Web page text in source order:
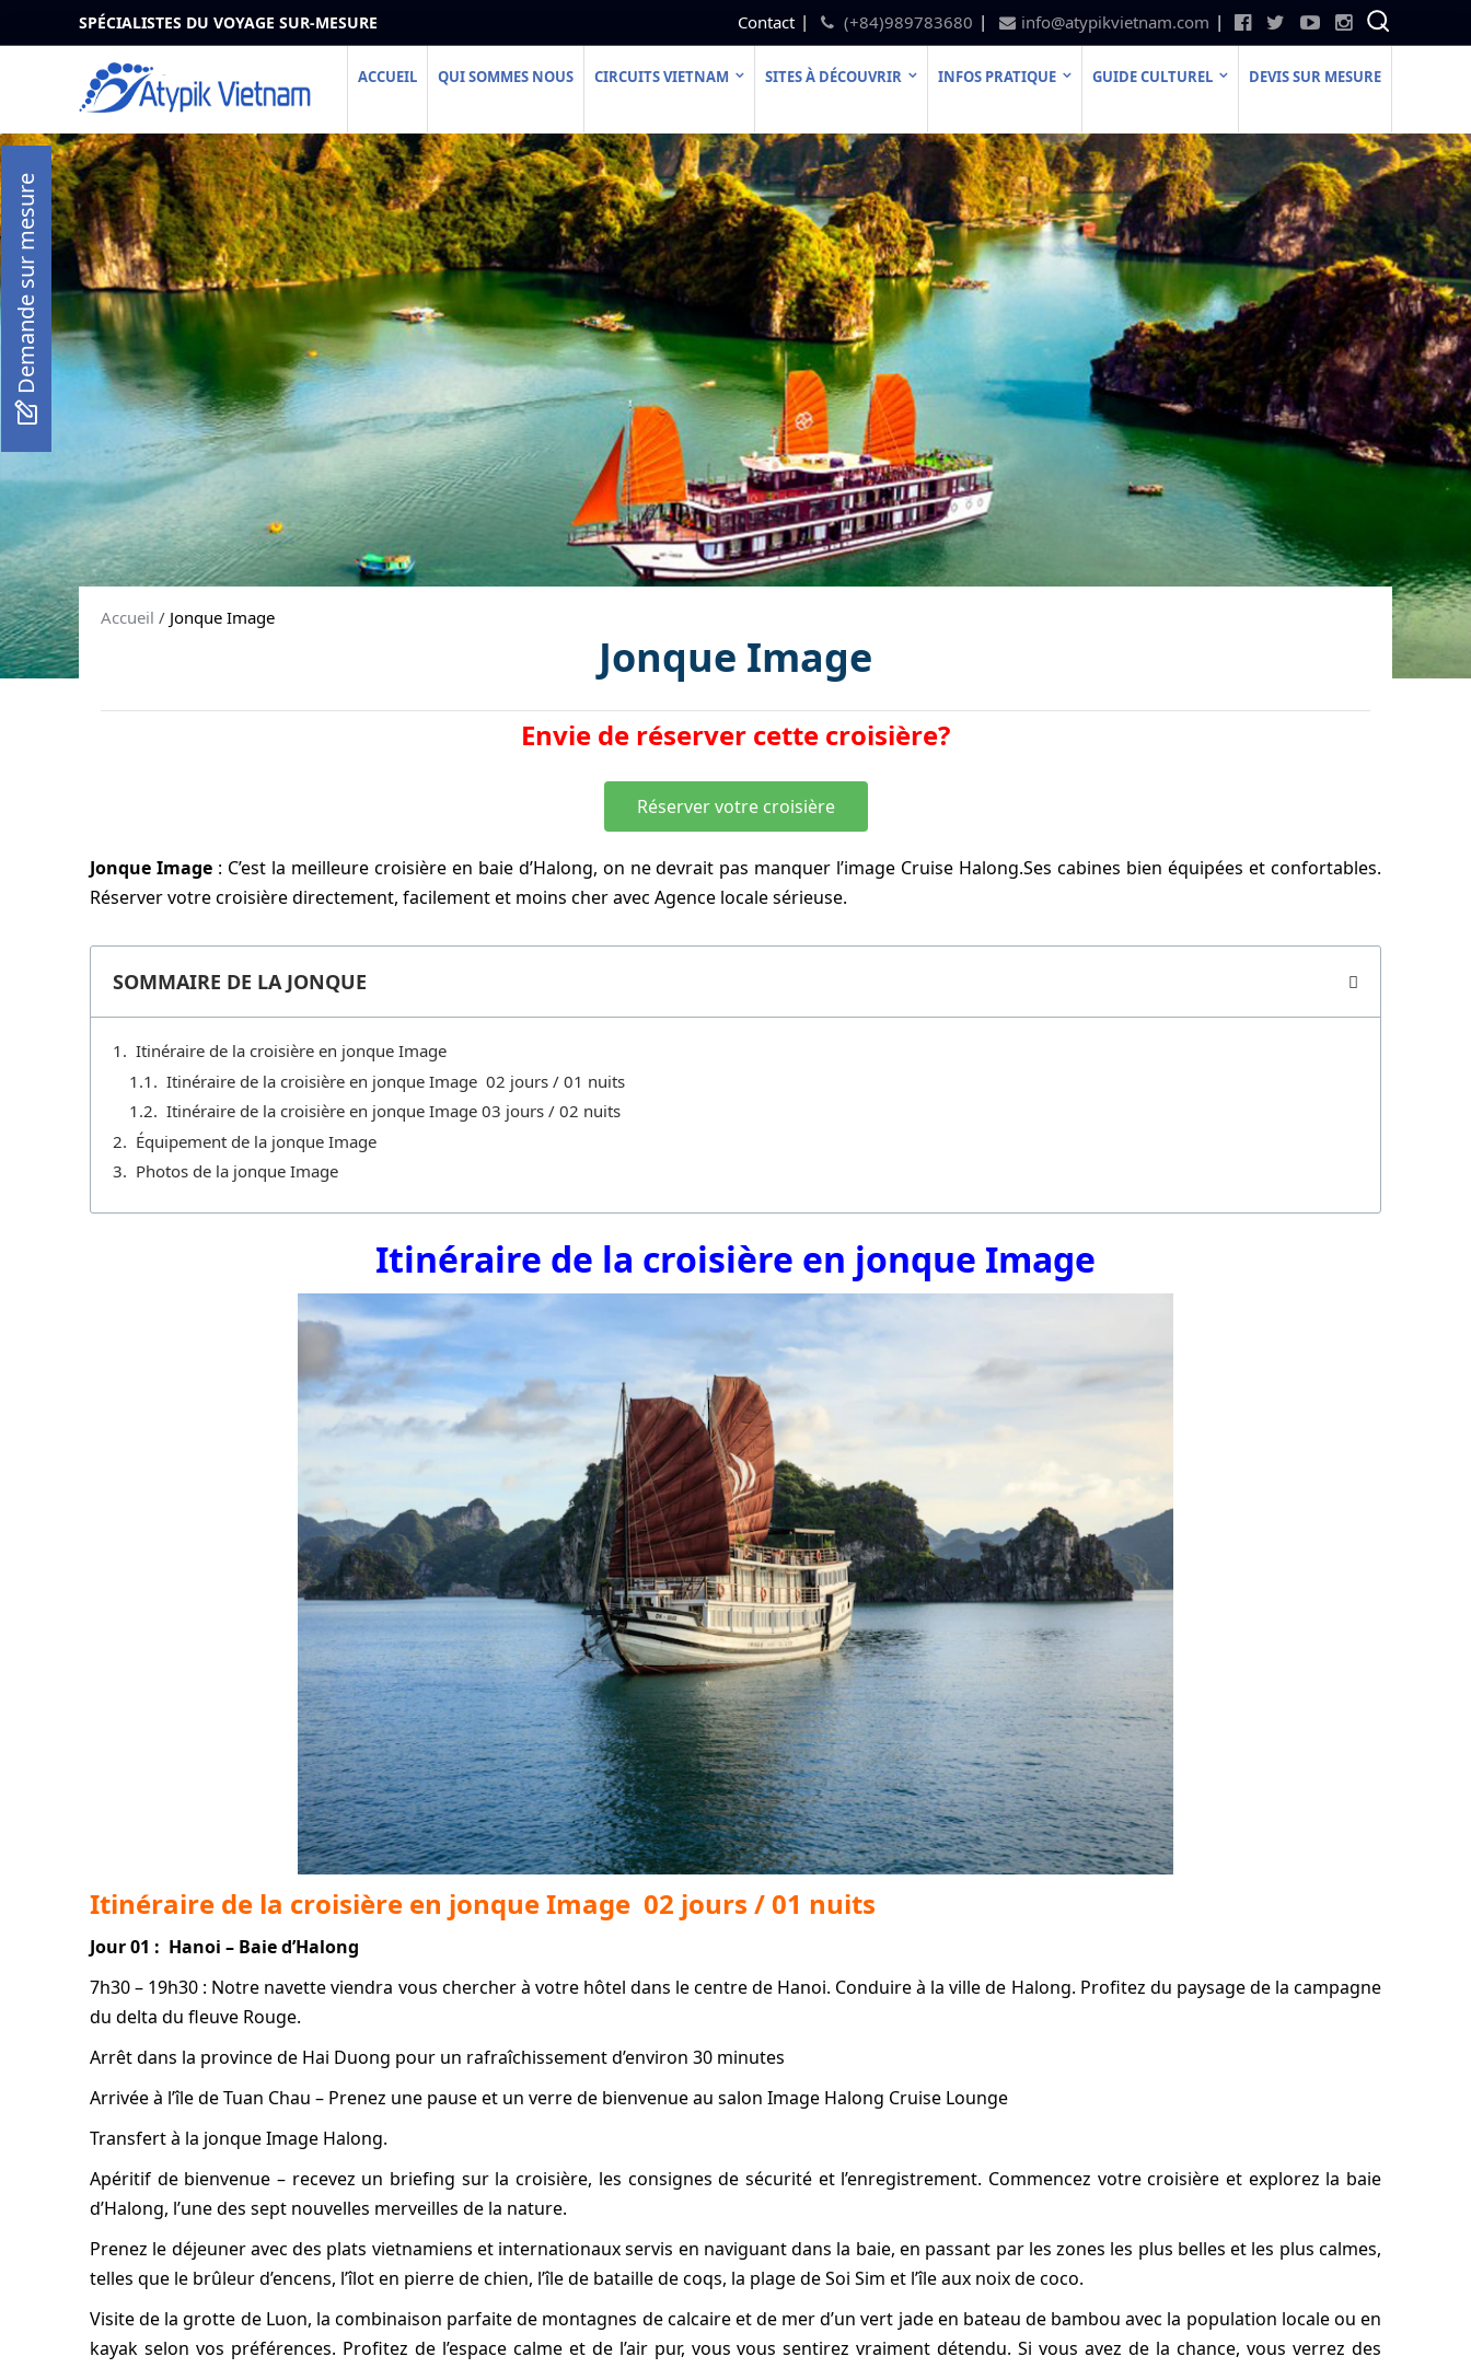
SPÉCIALISTES DU VOYAGE SUR-MESURE Contact (+84)989783680 info@atypikvietnam.com
ACCUEIL QUI SOMMES NOUS CIRCUITS VIETNAM SITES À DÉCOUVRIR INFOS PRATIQUE GUIDE CULTUREL DEVIS SUR MESURE
Accueil / Jonque Image
Jonque Image
Envie de réserver cette croisière?
Réserver votre croisière
Jonque Image: C’est la meilleure croisière en baie d’Halong, on ne devrait pas manquer l’image Cruise Halong.Ses cabines bien équipées et confortables.
Réserver votre croisière directement, facilement et moins cher avec Agence locale sérieuse.
SOMMAIRE DE LA JONQUE
Itinéraire de la croisière en jonque Image
Itinéraire de la croisière en jonque Image 02 jours / 01 nuits
Itinéraire de la croisière en jonque Image 03 jours / 02 nuits
Équipement de la jonque Image
Photos de la jonque Image
Itinéraire de la croisière en jonque Image
Itinéraire de la croisière en jonque Image 02 jours / 01 nuits
Jour 01 : Hanoi – Baie d’Halong
7h30 – 19h30 : Notre navette viendra vous chercher à votre hôtel dans le centre de Hanoi. Conduire à la ville de Halong. Profitez du paysage de la campagne
du delta du fleuve Rouge.
Arrêt dans la province de Hai Duong pour un rafraîchissement d’environ 30 minutes
Arrivée à l’île de Tuan Chau – Prenez une pause et un verre de bienvenue au salon Image Halong Cruise Lounge
Transfert à la jonque Image Halong.
Apéritif de bienvenue – recevez un briefing sur la croisière, les consignes de sécurité et l’enregistrement. Commencez votre croisière et explorez la baie
d’Halong, l’une des sept nouvelles merveilles de la nature.
Prenez le déjeuner avec des plats vietnamiens et internationaux servis en naviguant dans la baie, en passant par les zones les plus belles et les plus calmes,
telles que le brûleur d’encens, l’îlot en pierre de chien, l’île de bataille de coqs, la plage de Soi Sim et l’île aux noix de coco.
Visite de la grotte de Luon, la combinaison parfaite de montagnes de calcaire et de mer d’un vert jade en bateau de bambou avec la population locale ou en
kayak selon vos préférences. Profitez de l’espace calme et de l’air pur, vous vous sentirez vraiment détendu. Si vous avez de la chance, vous verrez des
Demande sur mesure